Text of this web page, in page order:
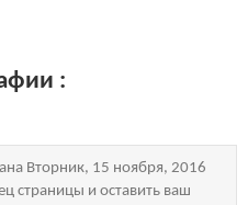
:
Вторник, 15 ноября, 2016
страницы и оставить ваш